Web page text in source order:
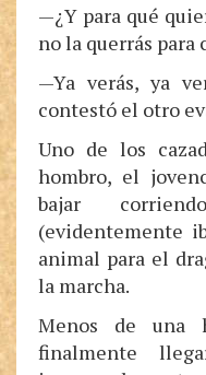
—¿Y para qué
no la querrás para
—Ya verás, ya
contestó el otro
Uno de los
hombro, el
bajar
(evidentemente
animal para el
la marcha.
Menos de una
finalmente